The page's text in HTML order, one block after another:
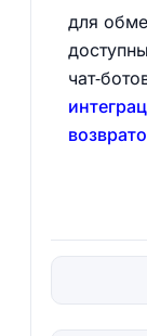
для